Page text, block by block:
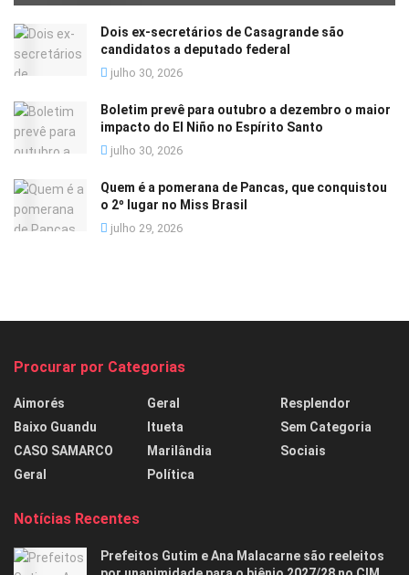
Dois ex-secretários de Casagrande são
candidatos a deputado federal
julho 30, 2026
Boletim prevê para outubro a dezembro o maior
impacto do El Niño no Espírito Santo
julho 30, 2026
Quem é a pomerana de Pancas, que conquistou
o 2º lugar no Miss Brasil
julho 29, 2026
Procurar por Categorias
Aimorés
Baixo Guandu
CASO SAMARCO
Geral
Geral
Itueta
Marilândia
Política
Resplendor
Sem Categoria
Sociais
Notícias Recentes
Prefeitos Gutim e Ana Malacarne são reeleitos